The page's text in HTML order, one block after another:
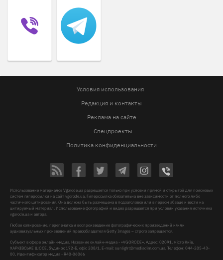
Условия использования
Редакция и контакты
Реклама на сайте
Спецпроекты
Политика конфиденциальности
Использование материалов Vgorode.ua разрешается только при условии прямой и открытой для поисковых
систем гиперссылки на сайт vgorode.ua. Гиперссылка обязательна вне зависимости от полного либо
частичного цитирования. Она должна быть размещена в подзаголовке или в первом абзаце и вести на
цитируемый материал. Использование фотографий и видео разрешается при условии указания источника
vgorode.ua и автора.
Любое копирование, перепечатка и воспроизведение фотографических произведений и/или
аудиовизуальных произведений правообладателя Getty Images – строго запрещается.
Субъект в сфере онлайн-медиа, Название онлайн-медиа - «VGORODE», Адрес: 02091, місто Київ,
ХАРКІВСЬКЕ ШОСЕ, будинок 172-Б, офіс 208/1, E-mail:sunlight@mediadim.com.ua , Телефон: 044-205-43-
00, Идентификатор медиа - R40-06066